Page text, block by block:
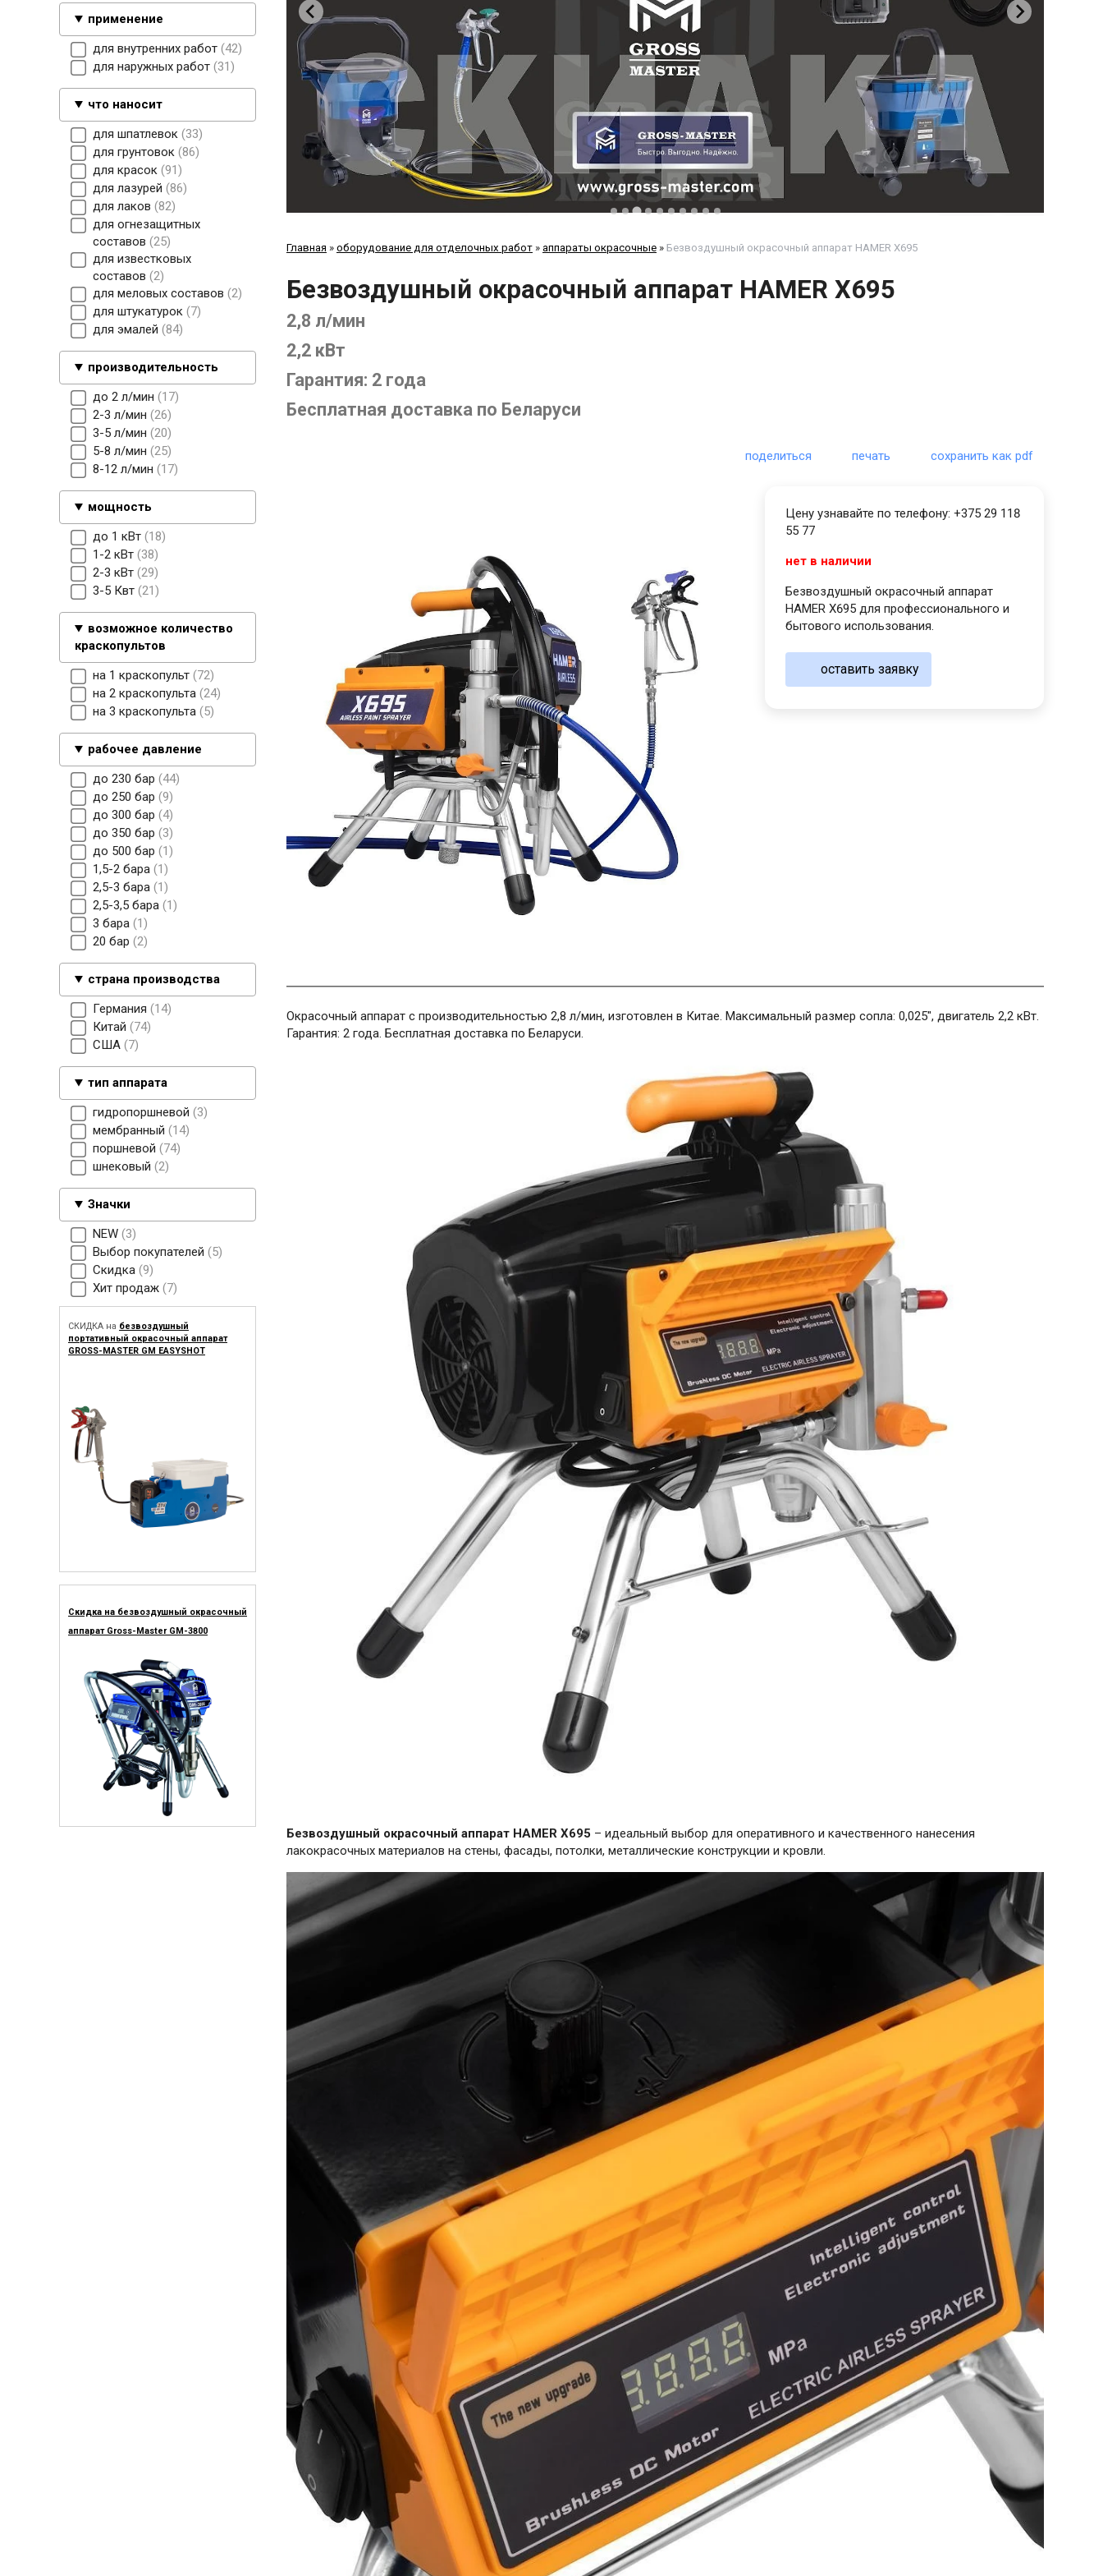
применение
для внутренних работ 42
для наружных работ 31
что наносит
для шпатлевок 33
для грунтовок 86
для красок 91
для лазурей 86
для лаков 82
для огнезащитных
составов 25
для известковых
составов 2
для меловых составов 2
для штукатурок 7
для эмалей 84
производительность
до 2 л/мин
17
2-3 л/мин 26
3-5 л/мин 20
5-8 л/мин 25
8-12 л/мин
17
мощность
до 1 кВт 18
1-2 кВт 38
2-3 кВт 29
3-5 Квт 21
возможное количество
краскопультов
на 1 краскопульт 72
на 2 краскопульта 24
на 3 краскопульта 5
рабочее давление
до 230 бар 44
до 250 бар 9
до 300 бар 4
до 350 бар
3
до 500 бар
1
1,5-2 бара 1
2,5-3 бара 1
2,5-3,5 бара 1
3 бара 1
20 бар 2
страна производства
Германия
14
Китай
74
США 7
тип аппарата
гидропоршневой
3
мембранный
14
поршневой
74
шнековый 2
Значки
NEW 3
Выбор покупателей
5
Скидка 9
Хит продаж 7
СКИДКА на безвоздушный
портативный окрасочный аппарат
GROSS-MASTER GM EASYSHOT
Скидка на безвоздушный окрасочный
аппарат Gross-Master GM-3800
Главная » оборудование для отделочных работ » аппараты окрасочные » Безвоздушный окрасочный аппарат HAMER X695
Безвоздушный окрасочный аппарат HAMER X695
2,8 л/мин
2,2 кВт
Гарантия: 2 года
Бесплатная доставка по Беларуси
поделиться печать сохранить как pdf
Цену узнавайте по телефону: +375 29 118
55 77
нет в наличии
Безвоздушный окрасочный аппарат
HAMER X695 для профессионального и
бытового использования.
оставить заявку
Окрасочный аппарат с производительностью 2,8 л/мин, изготовлен в Китае. Максимальный размер сопла: 0,025", двигатель 2,2 кВт.
Гарантия: 2 года. Бесплатная доставка по Беларуси.
Безвоздушный окрасочный аппарат HAMER X695 – идеальный выбор для оперативного и качественного нанесения
лакокрасочных материалов на стены, фасады, потолки, металлические конструкции и кровли.